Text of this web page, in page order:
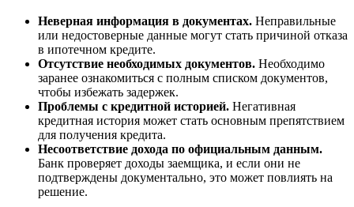
Неверная информация в документах. Неправильные
или недостоверные данные могут стать причиной отказа
в ипотечном кредите.
Отсутствие необходимых документов. Необходимо
заранее ознакомиться с полным списком документов,
чтобы избежать задержек.
Проблемы с кредитной историей. Негативная
кредитная история может стать основным препятствием
для получения кредита.
Несоответствие дохода по официальным данным.
Банк проверяет доходы заемщика, и если они не
подтверждены документально, это может повлиять на
решение.